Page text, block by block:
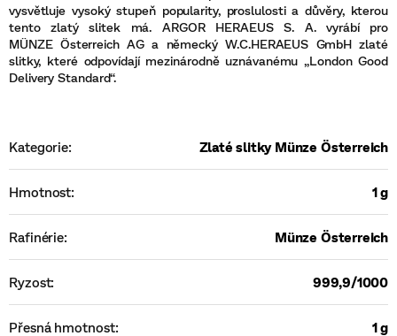
vysvětluje vysoký stupeň popularity, proslulosti a důvěry, kterou
tento zlatý slitek má. ARGOR HERAEUS S. A. vyrábí pro
MÜNZE Österreich AG a německý W.C.HERAEUS GmbH zlaté
slitky, které odpovídají mezinárodně uznávanému „London Good
Delivery Standard“.
Kategorie: Zlaté slitky Münze Österreich
Hmotnost: 1 g
Rafinérie: Münze Österreich
Ryzost: 999,9/1000
Přesná hmotnost: 1 g